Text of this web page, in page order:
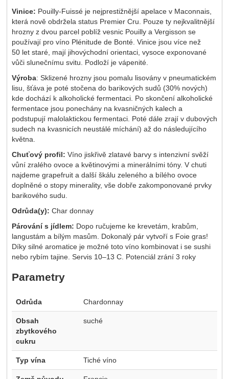
Vinice: Pouilly-Fuissé je nejprestižnější apelace v Maconnais,
která nově obdržela status Premier Cru. Pouze ty nejkvalitnější
hrozny z dvou parcel poblíž vesnic Pouilly a Vergisson se
používají pro víno Plénitude de Bonté. Vinice jsou více než
50 let staré, mají jihovýchodní orientaci, vysoce exponované
vůči slunečnímu svitu. Podloží je vápenité.
Výroba: Sklizené hrozny jsou pomalu lisovány v pneumatickém
lisu, šťáva je poté stočena do barikových sudů (30% nových)
kde dochází k alkoholické fermentaci. Po skončení alkoholické
fermentace jsou ponechány na kvasničných kalech a
podstupují malolaktickou fermentaci. Poté dále zrají v dubových
sudech na kvasnicích neustálé míchání) až do následujícího
května.
Chuťový profil: Víno jiskřivě zlatavé barvy s intenzivní svěží
vůní zralého ovoce a květinovými a minerálními tóny. V chuti
najdeme grapefruit a další škálu zeleného a bílého ovoce
doplněné o stopy minerality, vše dobře zakomponované prvky
barikového sudu.
Odrůda(y): Char donnay
Párování s jídlem: Dopo ručujeme ke krevetám, krabům,
langustám a bílým masům. Dokonalý pár vytvoří s Foie gras!
Díky silné aromatice je možné toto víno kombinovat i se sushi
nebo rybím tajine. Servis 10–13 C. Potenciál zrání 3 roky
Parametry
Odrůda Chardonnay
Obsah
zbytkového
cukru
suché
Typ vína Tiché víno